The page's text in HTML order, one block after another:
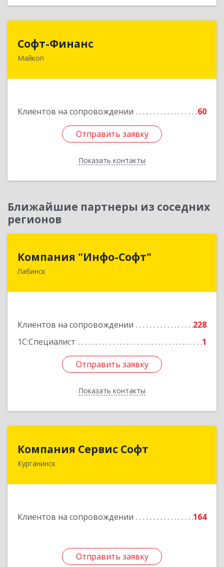
Софт-Финанс
Майкоп
Клиентов на сопровождении 60
Отправить заявку
Показать контакты
385006, Адыгея Респ, Майкоп г, Калинина ул,
Отправить заявку
Назад
Ближайшие партнеры из соседних
регионов
Компания "Инфо-Софт"
Лабинск
Клиентов на сопровождении
228
1С:Специалист
1
Отправить заявку
Показать контакты
Компания "Инфо-Софт"
352500, Краснодарский край, Лабинский р-н,
Отправить заявку
Назад
Компания Сервис Софт
Курганинск
Клиентов на сопровождении 164
Отправить заявку
Компания Сервис Софт
352430, Краснодарский край, Курганинск г,
Отправить заявку